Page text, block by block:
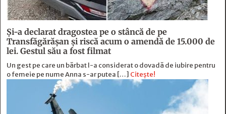
Și-a declarat dragostea pe o stâncă de pe
Transfăgărășan și riscă acum o amendă de 15.000 de
lei. Gestul său a fost filmat
Un gest pe care un bărbat l-a considerat o dovadă de iubire pentru
o femeie pe nume Anna s-ar putea […] Citește!